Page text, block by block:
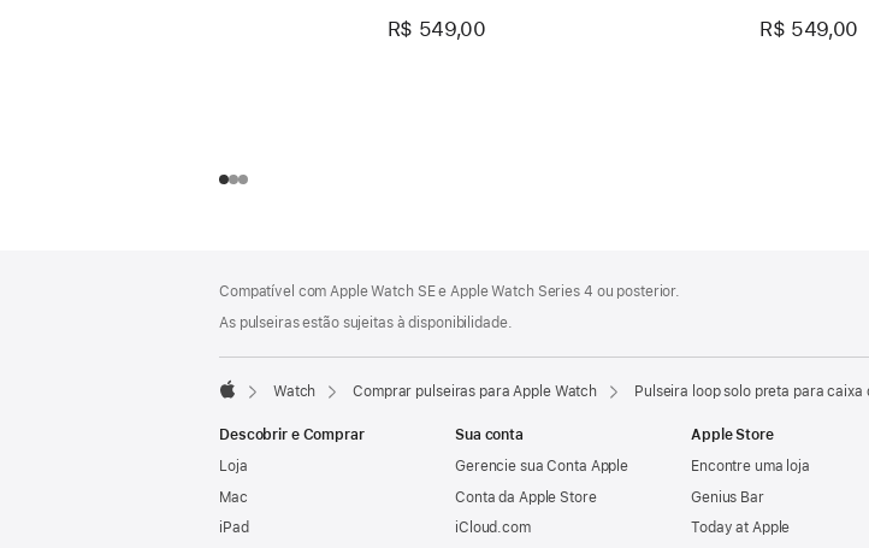
40 mm – P/M
R$ 549,00
R$ 549,00
de
rodapé
Compatível com Apple Watch SE e Apple Watch Series 4 ou posterior.
As pulseiras estão sujeitas à disponibilidade.
Watch Comprar pulseiras para Apple Watch Pulseira loop solo preta para caixa
Descobrir e Comprar
Loja
Mac
iPad
Sua conta
Gerencie sua Conta Apple
Conta da Apple Store
iCloud.com
Apple Store
Encontre uma loja
Genius Bar
Today at Apple